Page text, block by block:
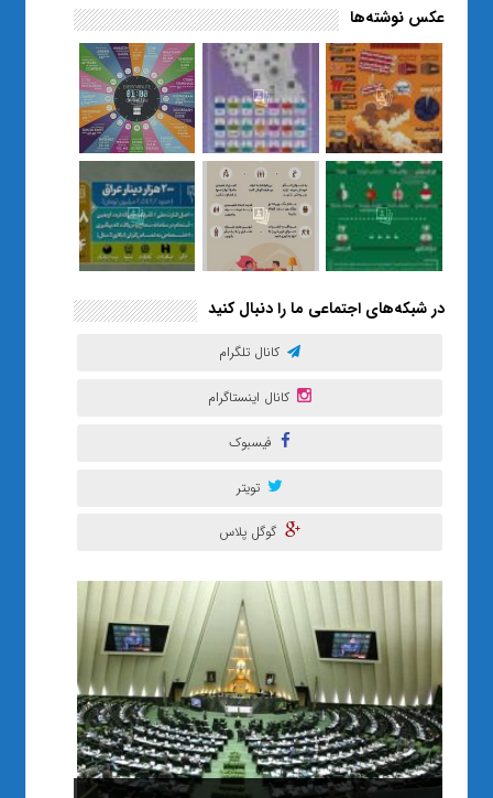
«صبر و اعتماد؛ روایت معلمی که
نسل Z را از بی‌هدفی به خودباوری
رساند / از یک کلاس ساده در قم تا
حضور مشترک معلم و هنرجویان
در مهم‌ترین گالری قرآنی هوش
مصنوعی تهران
عکس نوشته‌ها
در شبکه‌های اجتماعی ما را دنبال کنید
کانال تلگرام
کانال اینستاگرام
فیسبوک
تویتر
گوگل پلاس